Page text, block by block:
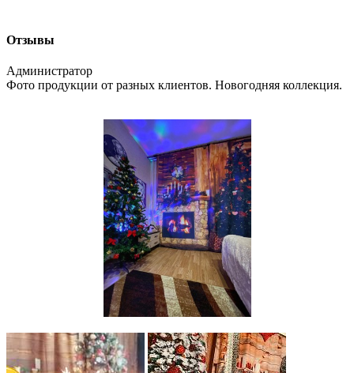
Отзывы
Администратор
Фото продукции от разных клиентов. Новогодняя коллекция.